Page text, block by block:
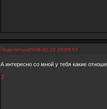
Поделиться2008-02-22 20:08:57
А интересно со мной у тебя какие
0